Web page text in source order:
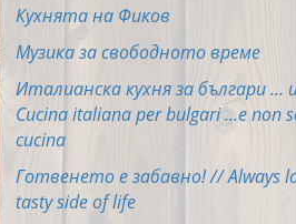
Кухнята на Фиков
Музика за свободното време
Италианска кухня за българи ...
Cucina italiana per bulgari ...e non
cucina
Готвенето е забавно! // Always
tasty side of life